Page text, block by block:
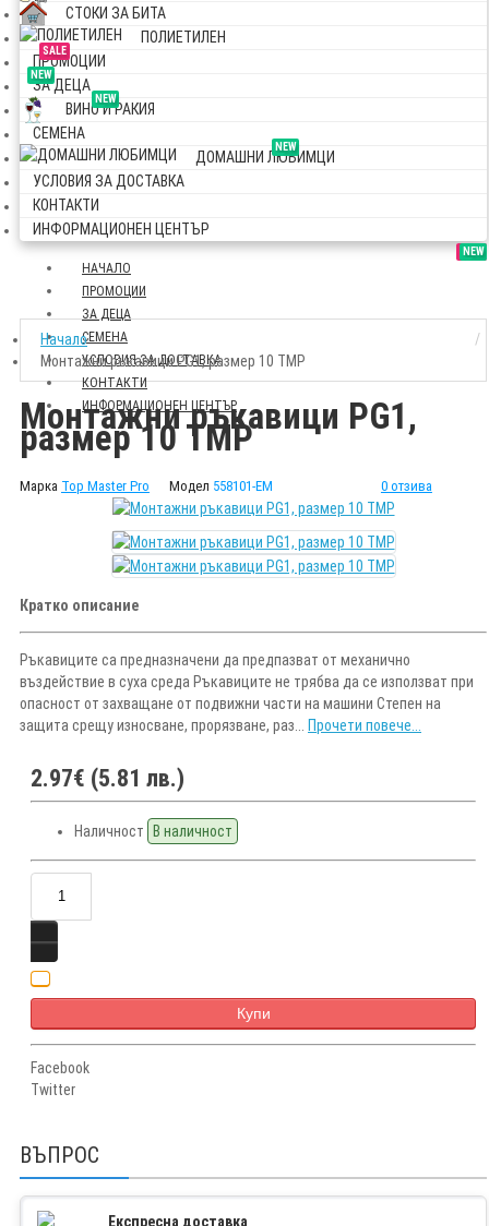
СТОКИ ЗА БИТА
ПОЛИЕТИЛЕН
SALE
ПРОМОЦИИ
NEW
ЗА ДЕЦА
NEW
ВИНО И РАКИЯ
СЕМЕНА
NEW
ДОМАШНИ ЛЮБИМЦИ
УСЛОВИЯ ЗА ДОСТАВКА
КОНТАКТИ
ИНФОРМАЦИОНЕН ЦЕНТЪР
НАЧАЛО
SALE
ПРОМОЦИИ
NEW
ЗА ДЕЦА
СЕМЕНА
УСЛОВИЯ ЗА ДОСТАВКА
КОНТАКТИ
ИНФОРМАЦИОНЕН ЦЕНТЪР
Начало
Монтажни ръкавици PG1, размер 10 TMP
Монтажни ръкавици PG1,
размер 10 TMP
Марка Top Master Pro Модел 558101-EM 0 отзива
Кратко описание
Ръкавиците са предназначени да предпазват от механично
въздействие в суха среда Ръкавиците не трябва да се използват при
опасност от захващане от подвижни части на машини Степен на
защита срещу износване, прорязване, раз... Прочети повече...
2.97€ (5.81 лв.)
Наличност В наличност
Купи
Facebook
Twitter
ВЪПРОС
Експресна доставка